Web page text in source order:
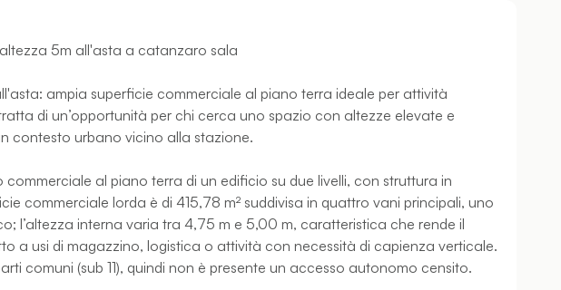
5m all'asta a catanzaro sala
ampia superficie commerciale al piano terra ideale per attività
di un’opportunità per chi cerca uno spazio con altezze elevate e
contesto urbano vicino alla stazione.
al piano terra di un edificio su due livelli, con struttura in
commerciale lorda è di 415,78 m² suddivisa in quattro vani principali, uno
l’altezza interna varia tra 4,75 m e 5,00 m, caratteristica che rende il
a usi di magazzino, logistica o attività con necessità di capienza verticale.
comuni (sub 11), quindi non è presente un accesso autonomo censito.